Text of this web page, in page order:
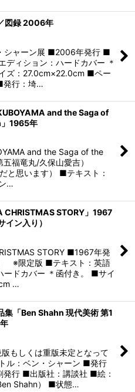
図録 2006年
シャーン展 ■2006年発行 ■
ディション：ハードカバー ＊
ズ：27.0cm×22.0cm ■ペー
発行：埼…
and the Saga of
1965年
and the Saga of the
福竜丸/久保山愛吉）
思います） ■テキスト：
…
CHRISTMAS STORY」1967
ン入り）
STORY ■1967年発
※限定版 ■テキスト：英語
ードカバー ＊函付き。 ■サイ
…
集「Ben Shahn 現代美術 第1
もしくは重版未定となって
ル：ベン・シャーン ■発行
行 ■出版社：講談社 ■絵：
Shahn） ■状態…